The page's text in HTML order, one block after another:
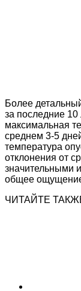
Более
за последние
максимальная
среднем 3-5
температура
отклонения от
значительными
общее
ЧИТАЙТЕ